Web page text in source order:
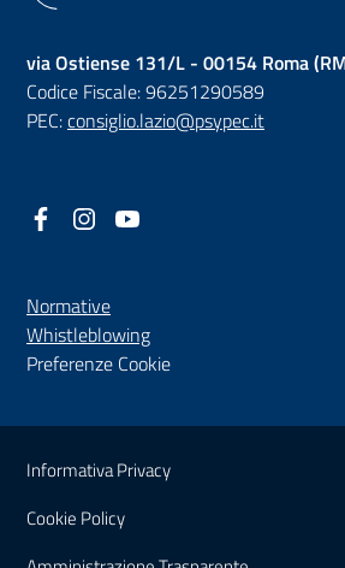
via Ostiense 131/L - 00154 Roma
Codice Fiscale: 96251290589
PEC:consiglio.lazio@psypec.it
Facebook
(nuova scheda - new tab)
Instagram
(nuova scheda - new tab)
Normative
Whistleblowing(nuova scheda - new tab)
Preferenze Cookie
Sezione Link Utili
Informativa Privacy
Cookie Policy